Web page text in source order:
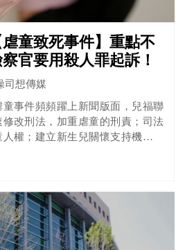
虐童致死事件】重點不
官要用殺人罪起訴！
司想傳媒
事件頻頻躍上新聞版面，兒福聯
改刑法，加重虐童的刑責；司法
權；建立新生兒關懷支持機制。
法調高。兒福聯盟也指出，司法
對司法不信任，進而尋求私刑正